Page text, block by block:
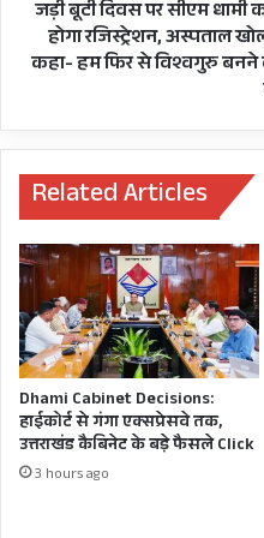
आरटीआई एक्टिविस्ट और
सूचना के अनुसार
कर
संबित
कहा-
न
रण
और
RUN
करने
देंगे
नेचुरोपैथी
डॉक्टरों
का
अस्पताल
करे
मदद,
गवर्नर
ने
कहा-
हम
फिर
से
विश्वगुरु
बनने
जड़ी बूटी दिवस पर सीएम धामी
होगा रजिस्ट्रेशन, अस्पताल
कहा- हम फिर से विश्वगुरु
Related Articles
Dhami Cabinet Decisions:
हाईकोर्ट से गंगा एक्सप्रेसवे तक,
उत्तराखंड कैबिनेट के बड़े फैसले Click
3 hours ago